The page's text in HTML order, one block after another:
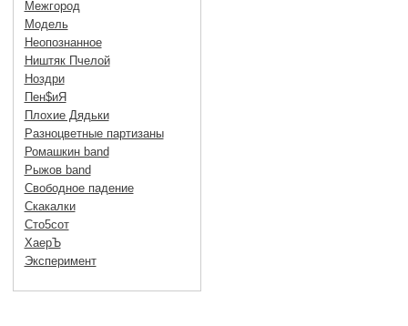
Межгород
Модель
Неопознанное
Ништяк Пчелой
Ноздри
Пен$иЯ
Плохие Дядьки
Разноцветные партизаны
Ромашкин band
Рыжов band
Свободное падение
Скакалки
Сто5сот
ХаерЪ
Эксперимент